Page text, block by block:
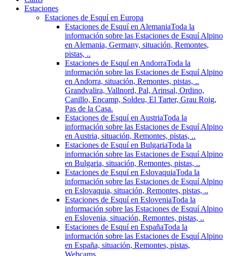
Estaciones
Estaciones de Esquí en Europa
Estaciones de Esquí en AlemaniaToda la
información sobre las Estaciones de Esquí Alpino
en Alemania, Germany, situación, Remontes,
pistas, ..
Estaciones de Esquí en AndorraToda la
información sobre las Estaciones de Esquí Alpino
en Andorra, situación, Remontes, pistas, ..
Grandvalira, Vallnord, Pal, Arinsal, Ordino,
Canillo, Encamp, Soldeu, El Tarter, Grau Roig,
Pas de la Casa.
Estaciones de Esquí en AustriaToda la
información sobre las Estaciones de Esquí Alpino
en Austria, situación, Remontes, pistas, ..
Estaciones de Esquí en BulgariaToda la
información sobre las Estaciones de Esquí Alpino
en Bulgaria, situación, Remontes, pistas, ..
Estaciones de Esquí en EslovaquiaToda la
información sobre las Estaciones de Esquí Alpino
en Eslovaquia, situación, Remontes, pistas, ..
Estaciones de Esquí en EsloveniaToda la
información sobre las Estaciones de Esquí Alpino
en Eslovenia, situación, Remontes, pistas, ..
Estaciones de Esquí en EspañaToda la
información sobre las Estaciones de Esquí Alpino
en España, situación, Remontes, pistas,
Webcams, ..